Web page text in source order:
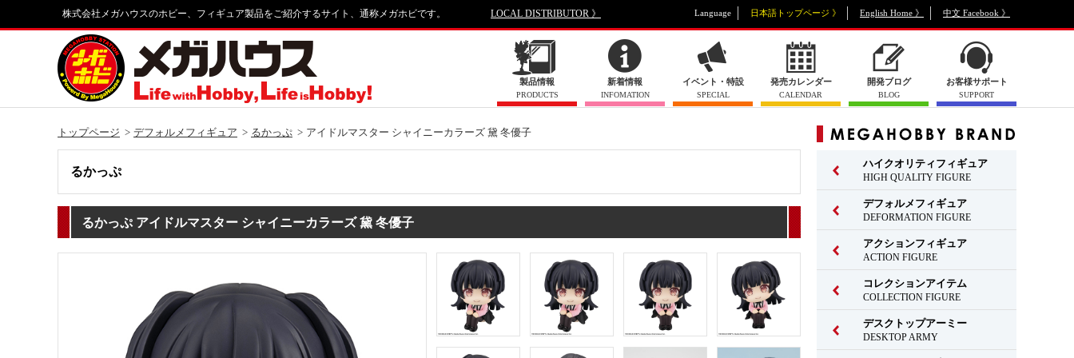
株式会社メガハウスのホビー、フィギュア製品をご紹介するサイト、通称メガホビです。 LOCAL DISTRIBUTOR 》 Language 日本語トップページ 》 English Home 》 中文 Facebook 》
製品情報
PRODUCTS
新着情報
INFOMATION
イベント・特設
SPECIAL
発売カレンダー
CALENDAR
開発ブログ
BLOG
お客様サポート
SUPPORT
トップページ デフォルメフィギュア るかっぷ アイドルマスター シャイニーカラーズ 黛 冬優子
るかっぷ
るかっぷ アイドルマスター シャイニーカラーズ 黛 冬優子
ハイクオリティフィギュア
HIGH QUALITY FIGURE
デフォルメフィギュア
DEFORMATION FIGURE
アクションフィギュア
ACTION FIGURE
コレクションアイテム
COLLECTION FIGURE
デスクトップアーミー
DESKTOP ARMY